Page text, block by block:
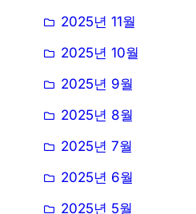
2025년 11월
2025년 10월
2025년 9월
2025년 8월
2025년 7월
2025년 6월
2025년 5월